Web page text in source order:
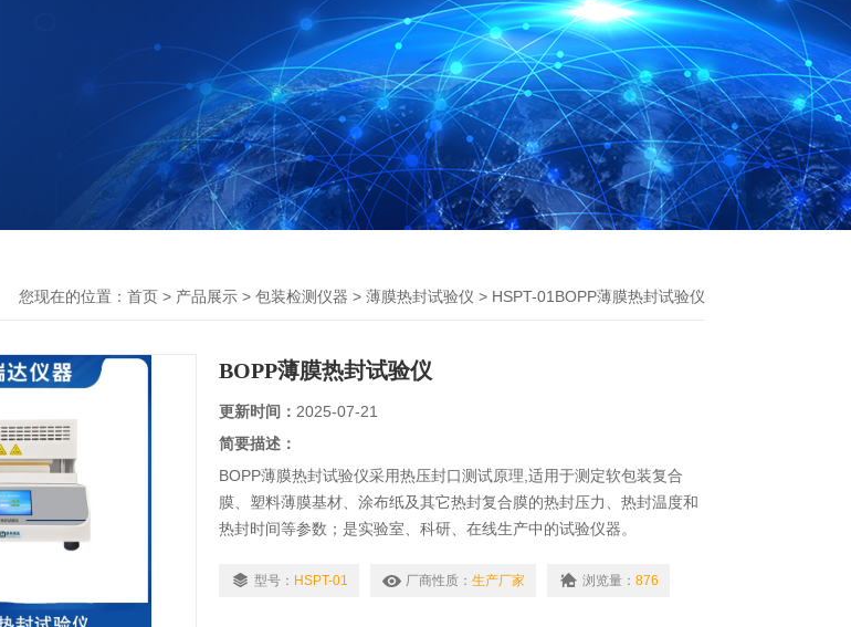
您现在的位置： 首页 > 产品展示 > 包装检测仪器 > 薄膜热封试验仪 > HSPT-01BOPP薄膜热封试验仪
BOPP薄膜热封试验仪
更新时间： 2025-07-21
简要描述：
BOPP薄膜热封试验仪采用热压封口测试原理,适用于测定软包装复合
膜、塑料薄膜基材、涂布纸及其它热封复合膜的热封压力、热封温度和
热封时间等参数；是实验室、科研、在线生产中的试验仪器。
型号： HSPT-01 厂商性质： 生产厂家 浏览量： 876